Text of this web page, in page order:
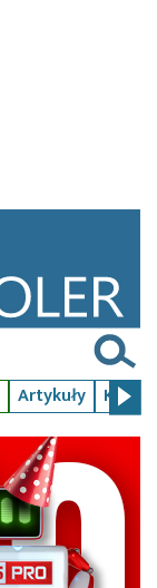
Artykuły Kursy